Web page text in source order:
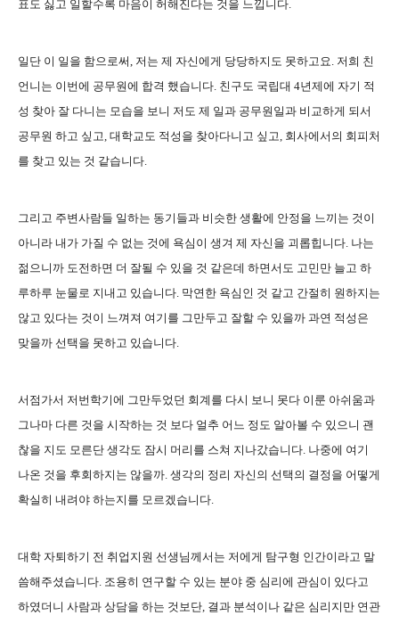
표도 싫고 일할수록 마음이 허해진다는 것을 느낍니다.
일단 이 일을 함으로써, 저는 제 자신에게 당당하지도 못하고요. 저희 친
언니는 이번에 공무원에 합격 했습니다. 친구도 국립대 4년제에 자기 적
성 찾아 잘 다니는 모습을 보니 저도 제 일과 공무원일과 비교하게 되서
공무원 하고 싶고, 대학교도 적성을 찾아다니고 싶고, 회사에서의 회피처
를 찾고 있는 것 같습니다.
그리고 주변사람들 일하는 동기들과 비슷한 생활에 안정을 느끼는 것이
아니라 내가 가질 수 없는 것에 욕심이 생겨 제 자신을 괴롭힙니다. 나는
젊으니까 도전하면 더 잘될 수 있을 것 같은데 하면서도 고민만 늘고 하
루하루 눈물로 지내고 있습니다. 막연한 욕심인 것 같고 간절히 원하지는
않고 있다는 것이 느껴져 여기를 그만두고 잘할 수 있을까 과연 적성은
맞을까 선택을 못하고 있습니다.
서점가서 저번학기에 그만두었던 회계를 다시 보니 못다 이룬 아쉬움과
그나마 다른 것을 시작하는 것 보다 얼추 어느 정도 알아볼 수 있으니 괜
찮을 지도 모른단 생각도 잠시 머리를 스쳐 지나갔습니다. 나중에 여기
나온 것을 후회하지는 않을까. 생각의 정리 자신의 선택의 결정을 어떻게
확실히 내려야 하는지를 모르겠습니다.
대학 자퇴하기 전 취업지원 선생님께서는 저에게 탐구형 인간이라고 말
씀해주셨습니다. 조용히 연구할 수 있는 분야 중 심리에 관심이 있다고
하였더니 사람과 상담을 하는 것보단, 결과 분석이나 같은 심리지만 연관